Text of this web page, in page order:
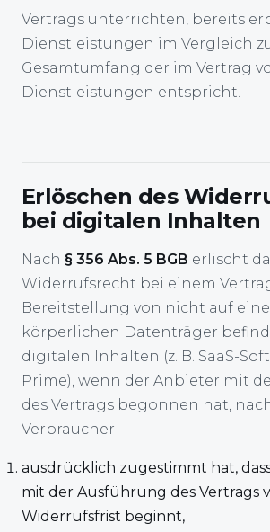
Vertrags unterrichten, bereits
Dienstleistungen im Vergleich
Gesamtumfang der im Vertrag
Dienstleistungen entspricht.
Erlöschen des
bei digitalen Inhalten
Nach § 356 Abs. 5 BGB erlischt
Widerrufsrecht bei einem
Bereitstellung von nicht auf
körperlichen Datenträger
digitalen Inhalten (z. B. SaaS-
Prime), wenn der Anbieter mit
des Vertrags begonnen hat,
Verbraucher
ausdrücklich zugestimmt hat,
mit der Ausführung des Vertrags
Widerrufsfrist beginnt,